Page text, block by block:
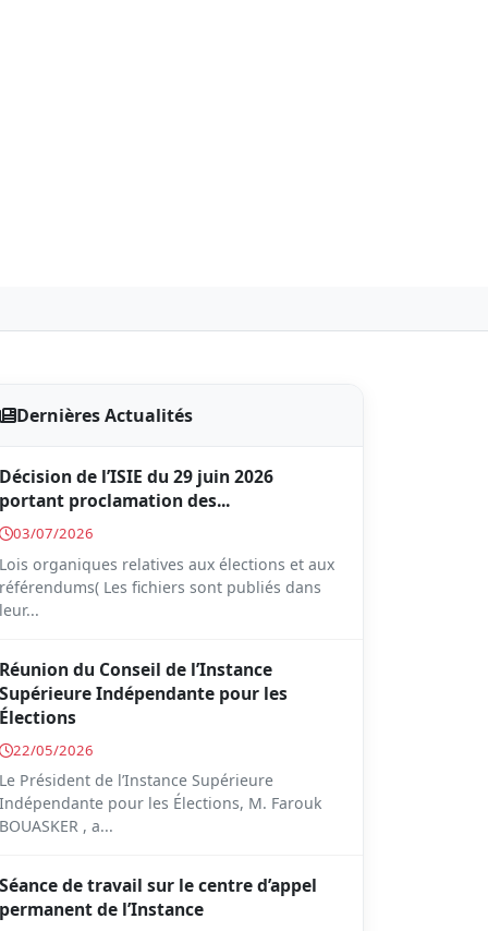
Dernières Actualités
Décision de l’ISIE du 29 juin 2026
portant proclamation des...
03/07/2026
Lois organiques relatives aux élections et aux
référendums( Les fichiers sont publiés dans
leur...
Réunion du Conseil de l’Instance
Supérieure Indépendante pour les
Élections
22/05/2026
Le Président de l’Instance Supérieure
Indépendante pour les Élections, M. Farouk
BOUASKER , a...
Séance de travail sur le centre d’appel
permanent de l’Instance